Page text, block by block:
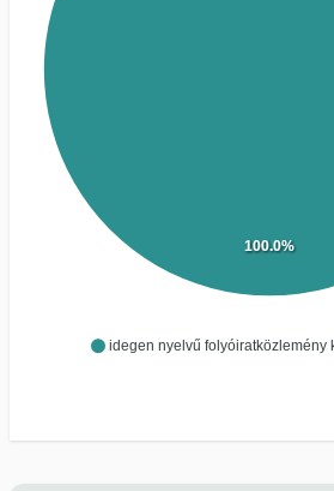
idegen nyelvű folyóiratközlemény
100.0%